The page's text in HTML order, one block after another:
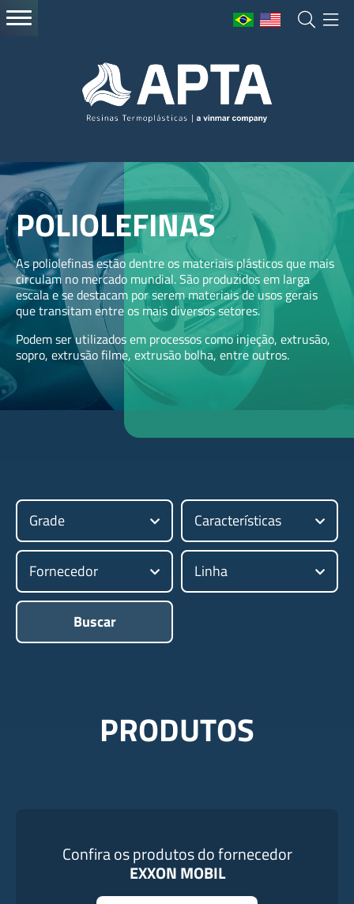
POLIOLEFINAS
As poliolefinas estão dentre os materiais plásticos que mais
circulam no mercado mundial. São produzidos em larga
escala e se destacam por serem materiais de usos gerais
que transitam entre os mais diversos setores.
Podem ser utilizados em processos como injeção, extrusão,
sopro, extrusão filme, extrusão bolha, entre outros.
Grade Características
Fornecedor Linha
Buscar
PRODUTOS
Confira os produtos do fornecedor
EXXON MOBIL